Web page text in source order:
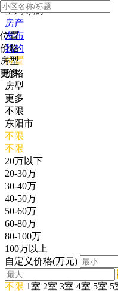
全局导航
房产
发布
我的
位置
价格
房型
更多
位置
价格
房型
更多
不限
东阳市
不限
不限
20万以下
20-30万
30-40万
40-50万
50-60万
60-80万
80-100万
100万以上
自定义价格(万元)
不限 1室 2室 3室 4室 5室 5